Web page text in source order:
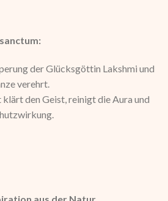
der Glücksgöttin Lakshmi und
verehrt.
den Geist, reinigt die Aura und
aus der Natur